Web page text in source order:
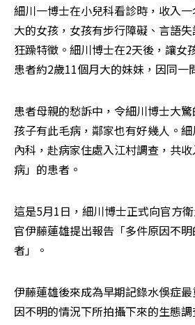
細川一博士在小兒科看診時，收入
大的女孩，女孩有步行障礙、言語
狂躁特徵。細川博士在2天後，讓女
患者約2歲11個月大的妹妹，因同一
患者母親的愁訴中，令細川博士大
孩子有此毛病，鄰家也有好幾人。
內科，赴病家住處入江村調查，共
病」的患者。
這是5月1日，細川博士正式向官方
官伊藤蓮雄提出報告「多件原因不
者」。
伊藤蓮雄後來成為早期記錄水俁症
因不明的情況下所拍攝下來的生態